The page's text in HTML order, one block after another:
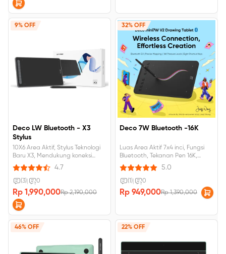
9% OFF
Deco LW Bluetooth - X3
Stylus
10X6 Area Aktif, Stylus Teknologi
Baru X3, Mendukung koneksi
Bluetooth.
4.7
(3) 0
Rp 1,990,000Rp 2,190,000
32% OFF
Deco 7W Bluetooth -16K
Luas Area Aktif 7x4 inci, Fungsi
Bluetooth, Tekanan Pen 16K,
Kompatibel dengan Android,
Mac, Windows.
5.0
(1) 0
Rp 949,000Rp 1,390,000
46% OFF 22% OFF